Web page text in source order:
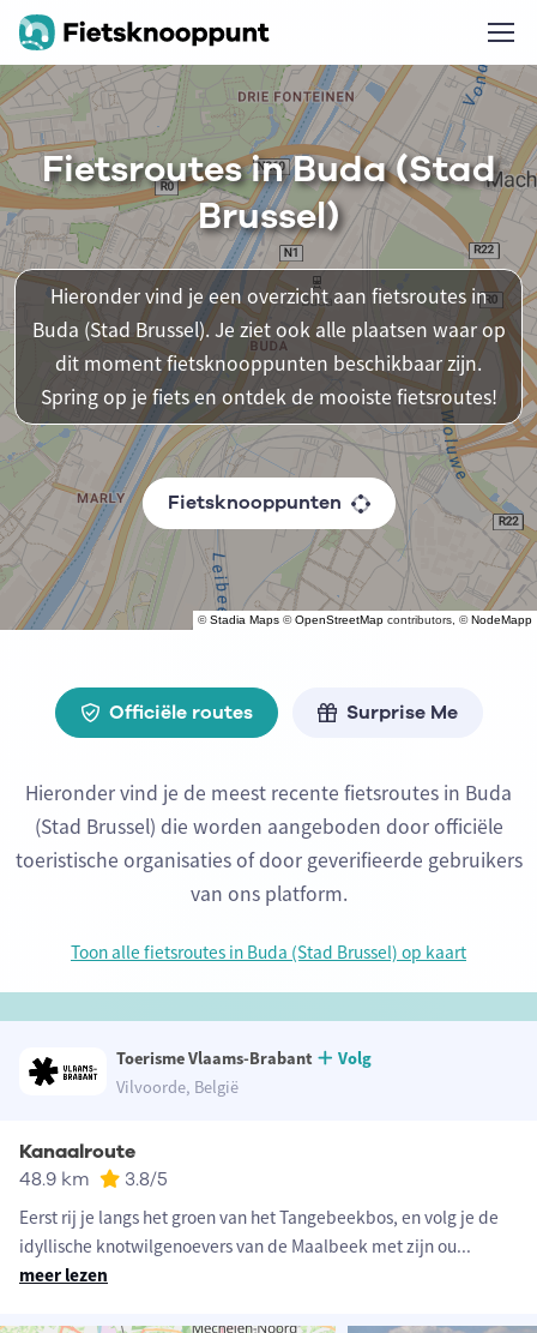
©Stadia Maps ©OpenStreetMap contributors, ©NodeMapp
Fietsroutes in Buda (Stad
Brussel)
Hieronder vind je een overzicht aan fietsroutes in
Buda (Stad Brussel). Je ziet ook alle plaatsen waar op
dit moment fietsknooppunten beschikbaar zijn.
Spring op je fiets en ontdek de mooiste fietsroutes!
Fietsknooppunten
Officiële routes Surprise Me
Hieronder vind je de meest recente fietsroutes in Buda
(Stad Brussel) die worden aangeboden door officiële
toeristische organisaties of door geverifieerde gebruikers
van ons platform.
Toon alle fietsroutes in Buda (Stad Brussel) op kaart
Toerisme Vlaams-Brabant
Volg
Vilvoorde, België
Kanaalroute
48.9 km 3.8/5
Eerst rij je langs het groen van het Tangebeekbos, en volg je de
idyllische knotwilgenoevers van de Maalbeek met zijn ou...
meer lezen